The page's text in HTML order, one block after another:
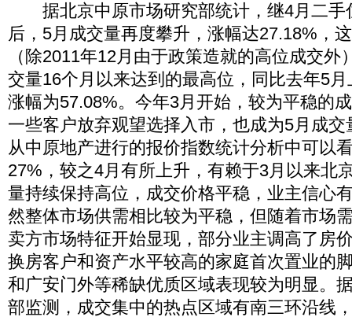
据北京中原市场研究部统计，继4月二手
后，5月成交量再度攀升，涨幅达27.18%，
（除2011年12月由于政策造就的高位成交外
交量16个月以来达到的最高位，同比去年5
涨幅为57.08%。今年3月开始，较为平稳的
一些客户放弃观望选择入市，也成为5月成
从中原地产进行的报价指数统计分析中可以
27%，较之4月有所上升，有赖于3月以来北
量持续保持高位，成交价格平稳，业主信心
然整体市场供需相比较为平稳，但随着市场
卖方市场特征开始显现，部分业主调高了房
换房客户和资产水平较高的家庭首次置业的
和广安门外等稀缺优质区域表现较为明显。
部监测，成交集中的热点区域有南三环沿线